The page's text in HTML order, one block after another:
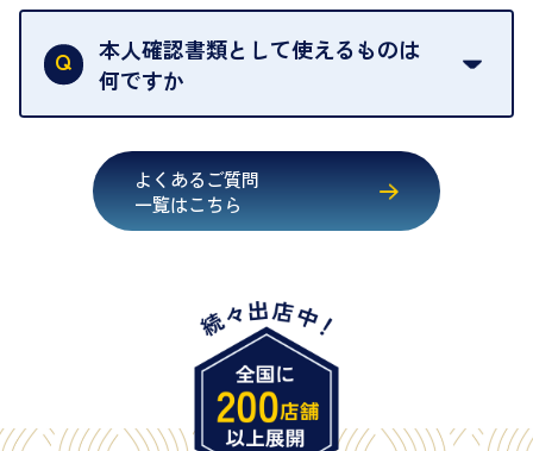
買取店は古物営業法により、お客様のご本人確認を
行うことが義務付けられています。安心してお取引
いただくためにも、ご協力をお願いいたします。
本人確認書類として使えるものは
何ですか
・健康保険証確認書
・マイナンバーカード
・在留カード
・旧パスポート
※原則として「公的機関が発行し、氏名、住所、生
年月日が記載されているもの
よくあるご質問
一覧はこちら